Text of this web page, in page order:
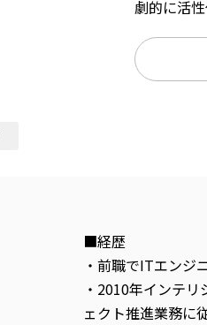
劇的に活
■経歴
・前職でITエンジ
・2010年インテ
ェクト推進業務に